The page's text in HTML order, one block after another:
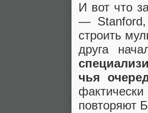
И вот что
— Stanford,
строить
друга
чья
повторяют